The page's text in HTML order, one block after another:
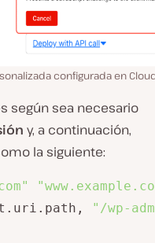
configurada en
según sea necesario
y, a continuación,
la siguiente:
"/wp-